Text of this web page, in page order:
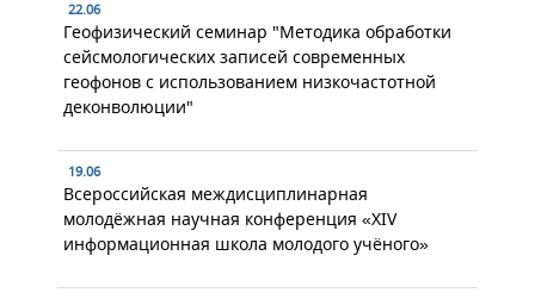
22.06
Геофизический семинар "Методика обработки
сейсмологических записей современных
геофонов с использованием низкочастотной
деконволюции"
19.06
Всероссийская междисциплинарная
молодёжная научная конференция «XIV
информационная школа молодого учёного»